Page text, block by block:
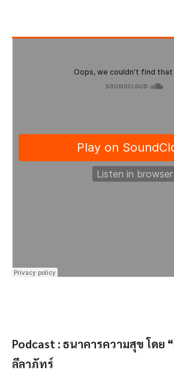
Podcast : ธนาคารความสุข โดย
ลีลาภัทร์